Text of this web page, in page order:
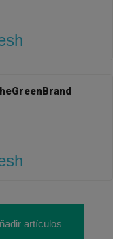
artículos